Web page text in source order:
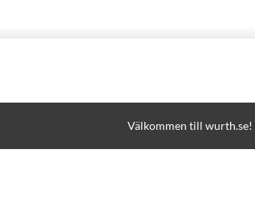
Välkommen till wurth.se!